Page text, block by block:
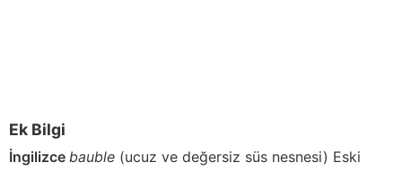
Ek Bilgi
İngilizce bauble (ucuz ve değersiz süs nesnesi) Eski